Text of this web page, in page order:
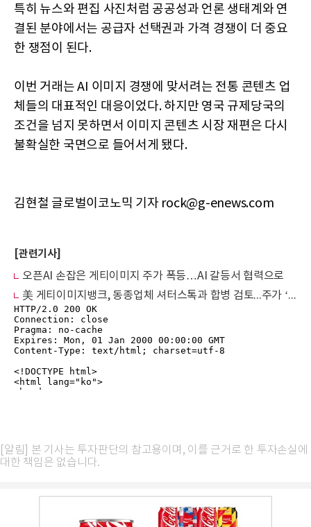
특히 뉴스와 편집 사진처럼 공공성과 언론 생태계와 연
결된 분야에서는 공급자 선택권과 가격 경쟁이 더 중요
한 쟁점이 된다.
이번 거래는 AI 이미지 경쟁에 맞서려는 전통 콘텐츠 업
체들의 대표적인 대응이었다. 하지만 영국 규제당국의
조건을 넘지 못하면서 이미지 콘텐츠 시장 재편은 다시
불확실한 국면으로 들어서게 됐다.
김현철 글로벌이코노믹 기자 rock@g-enews.com
[관련기사]
오픈AI 손잡은 게티이미지 주가 폭등…AI 갈등서 협력으로
美 게티이미지뱅크, 동종업체 셔터스톡과 합병 검토...주가 ‘급등’
[알림] 본 기사는 투자판단의 참고용이며, 이를 근거로 한 투자손실에
대한 책임은 없습니다.